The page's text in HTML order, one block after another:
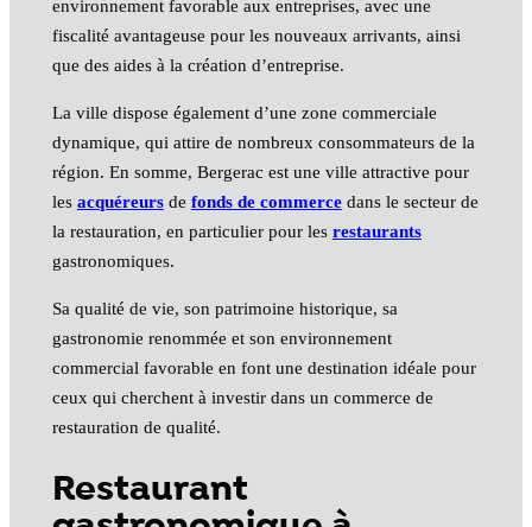
environnement favorable aux entreprises, avec une
fiscalité avantageuse pour les nouveaux arrivants, ainsi
que des aides à la création d’entreprise.
La ville dispose également d’une zone commerciale
dynamique, qui attire de nombreux consommateurs de la
région. En somme, Bergerac est une ville attractive pour
les acquéreursde fonds de commercedans le secteur de
la restauration, en particulier pour les restaurants
gastronomiques.
Sa qualité de vie, son patrimoine historique, sa
gastronomie renommée et son environnement
commercial favorable en font une destination idéale pour
ceux qui cherchent à investir dans un commerce de
restauration de qualité.
Restaurant